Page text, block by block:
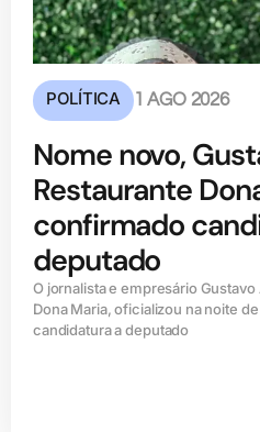
POLÍTICA 1 AGO 2026
Nome novo,
Restaurante
confirmado
deputado
O jornalista e empresário
Dona Maria, oficializou na noite
candidatura a deputado